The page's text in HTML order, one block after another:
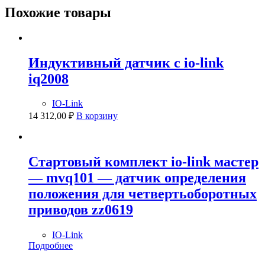
Похожие товары
Индуктивный датчик с io-link
iq2008
IO-Link
14 312,00 ₽ В корзину
Стартовый комплект io-link мастер
— mvq101 — датчик определения
положения для четвертьоборотных
приводов zz0619
IO-Link
Подробнее